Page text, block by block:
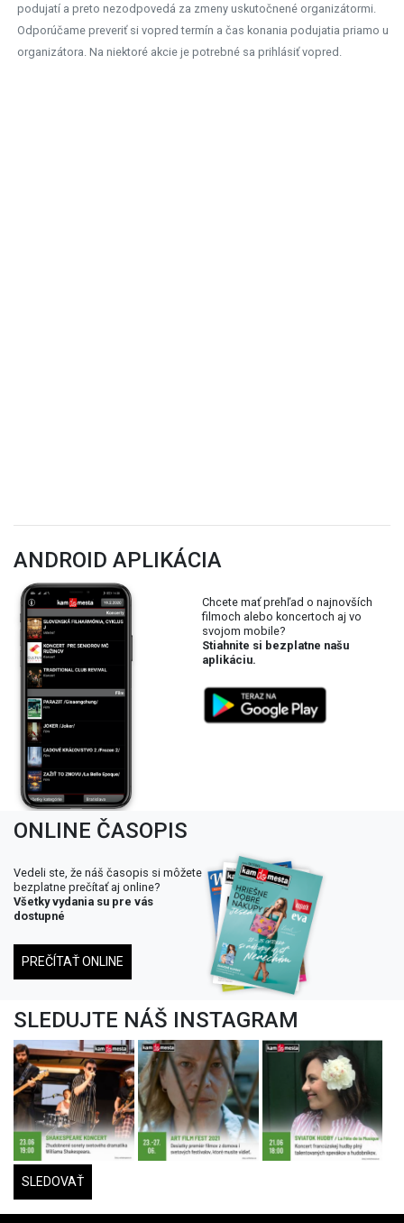
podujatí a preto nezodpovedá za zmeny uskutočnené organizátormi.
Odporúčame preveriť si vopred termín a čas konania podujatia priamo u
organizátora. Na niektoré akcie je potrebné sa prihlásiť vopred.
ANDROID APLIKÁCIA
Chcete mať prehľad o najnovších
filmoch alebo koncertoch aj vo
svojom mobile?
Stiahnite si bezplatne našu
aplikáciu.
ONLINE ČASOPIS
Vedeli ste, že náš časopis si môžete
bezplatne prečítať aj online?
Všetky vydania su pre vás
dostupné
PREČÍTAŤ ONLINE
SLEDUJTE NÁŠ INSTAGRAM
SLEDOVAŤ